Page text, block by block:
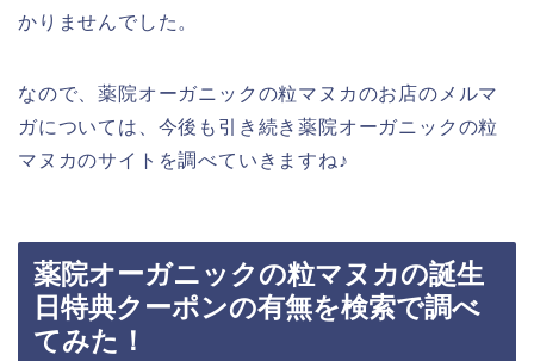
かりませんでした。
なので、薬院オーガニックの粒マヌカのお店のメルマ
ガについては、今後も引き続き薬院オーガニックの粒
マヌカのサイトを調べていきますね♪
薬院オーガニックの粒マヌカの誕生
日特典クーポンの有無を検索で調べ
てみた！